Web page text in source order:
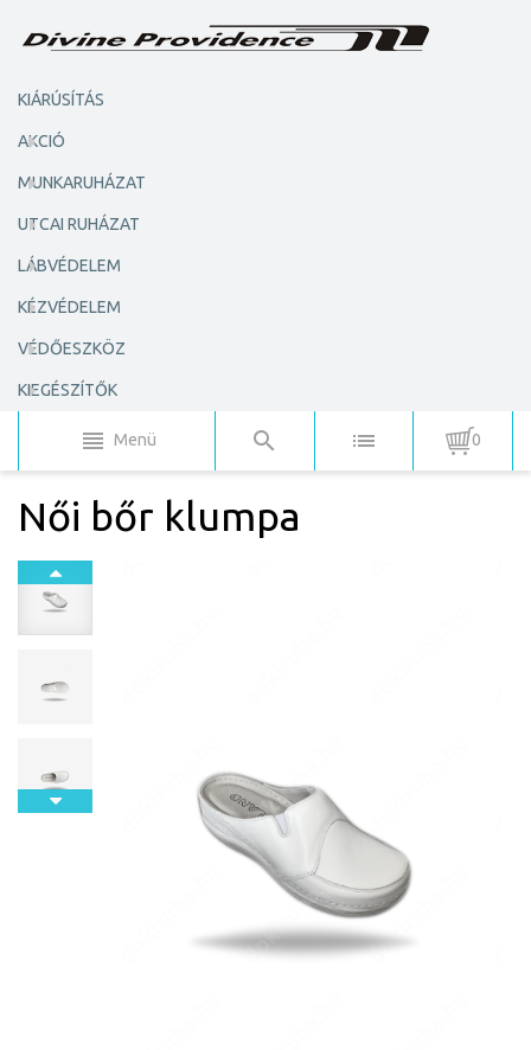
KIÁRÚSÍTÁS
AKCIÓ
MUNKARUHÁZAT
UTCAI RUHÁZAT
LÁBVÉDELEM
KÉZVÉDELEM
VÉDŐESZKÖZ
KIEGÉSZÍTŐK
Menü 0
Női bőr klumpa